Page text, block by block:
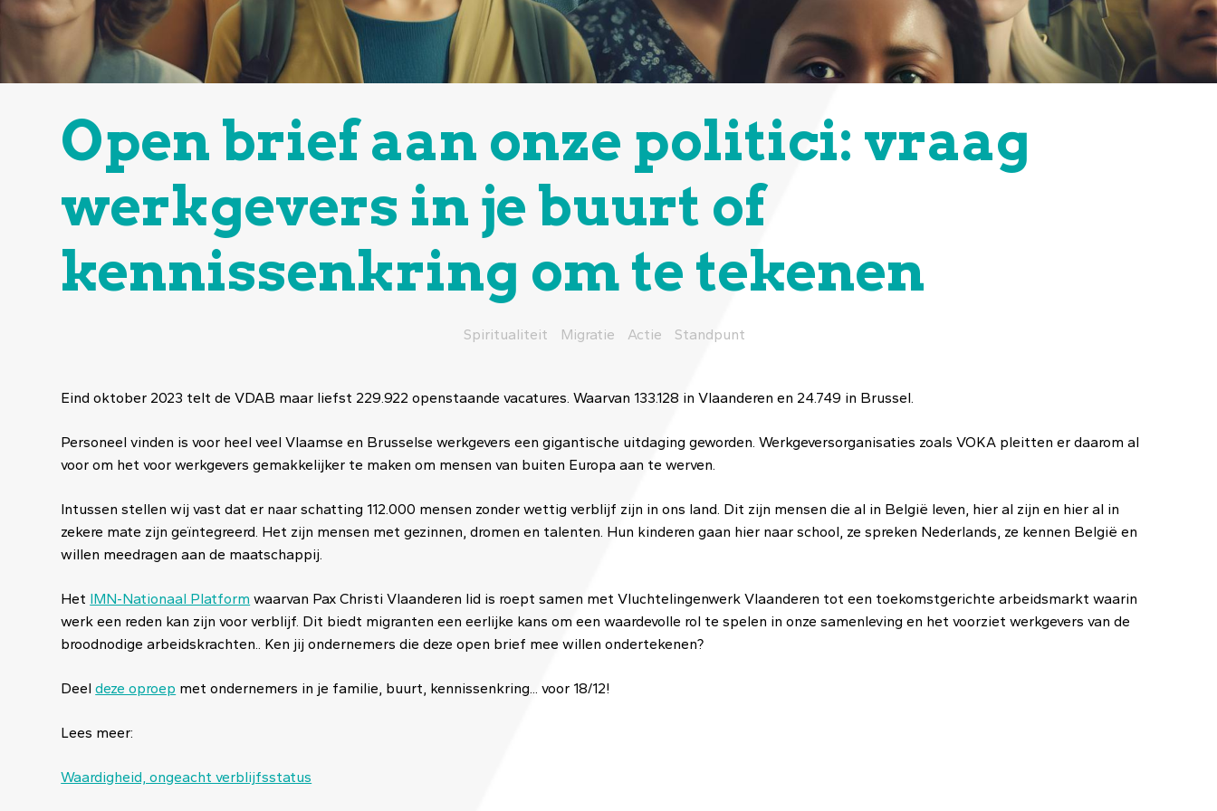
Open brief aan onze politici: vraag
werkgevers in je buurt of
kennissenkring om te tekenen
Spiritualiteit Migratie Actie Standpunt
Eind oktober 2023 telt de VDAB maar liefst 229.922 openstaande vacatures. Waarvan 133.128 in Vlaanderen en 24.749 in Brussel.
Personeel vinden is voor heel veel Vlaamse en Brusselse werkgevers een gigantische uitdaging geworden. Werkgeversorganisaties zoals VOKA pleitten er daarom al
voor om het voor werkgevers gemakkelijker te maken om mensen van buiten Europa aan te werven.
Intussen stellen wij vast dat er naar schatting 112.000 mensen zonder wettig verblijf zijn in ons land. Dit zijn mensen die al in België leven, hier al zijn en hier al in
zekere mate zijn geïntegreerd. Het zijn mensen met gezinnen, dromen en talenten. Hun kinderen gaan hier naar school, ze spreken Nederlands, ze kennen België en
willen meedragen aan de maatschappij.
Het IMN-Nationaal Platform waarvan Pax Christi Vlaanderen lid is roept samen met Vluchtelingenwerk Vlaanderen tot een toekomstgerichte arbeidsmarkt waarin
werk een reden kan zijn voor verblijf. Dit biedt migranten een eerlijke kans om een waardevolle rol te spelen in onze samenleving en het voorziet werkgevers van de
broodnodige arbeidskrachten.. Ken jij ondernemers die deze open brief mee willen ondertekenen?
Deeldeze oproep met ondernemers in je familie, buurt, kennissenkring... voor 18/12!
Lees meer:
Waardigheid, ongeacht verblijfsstatus